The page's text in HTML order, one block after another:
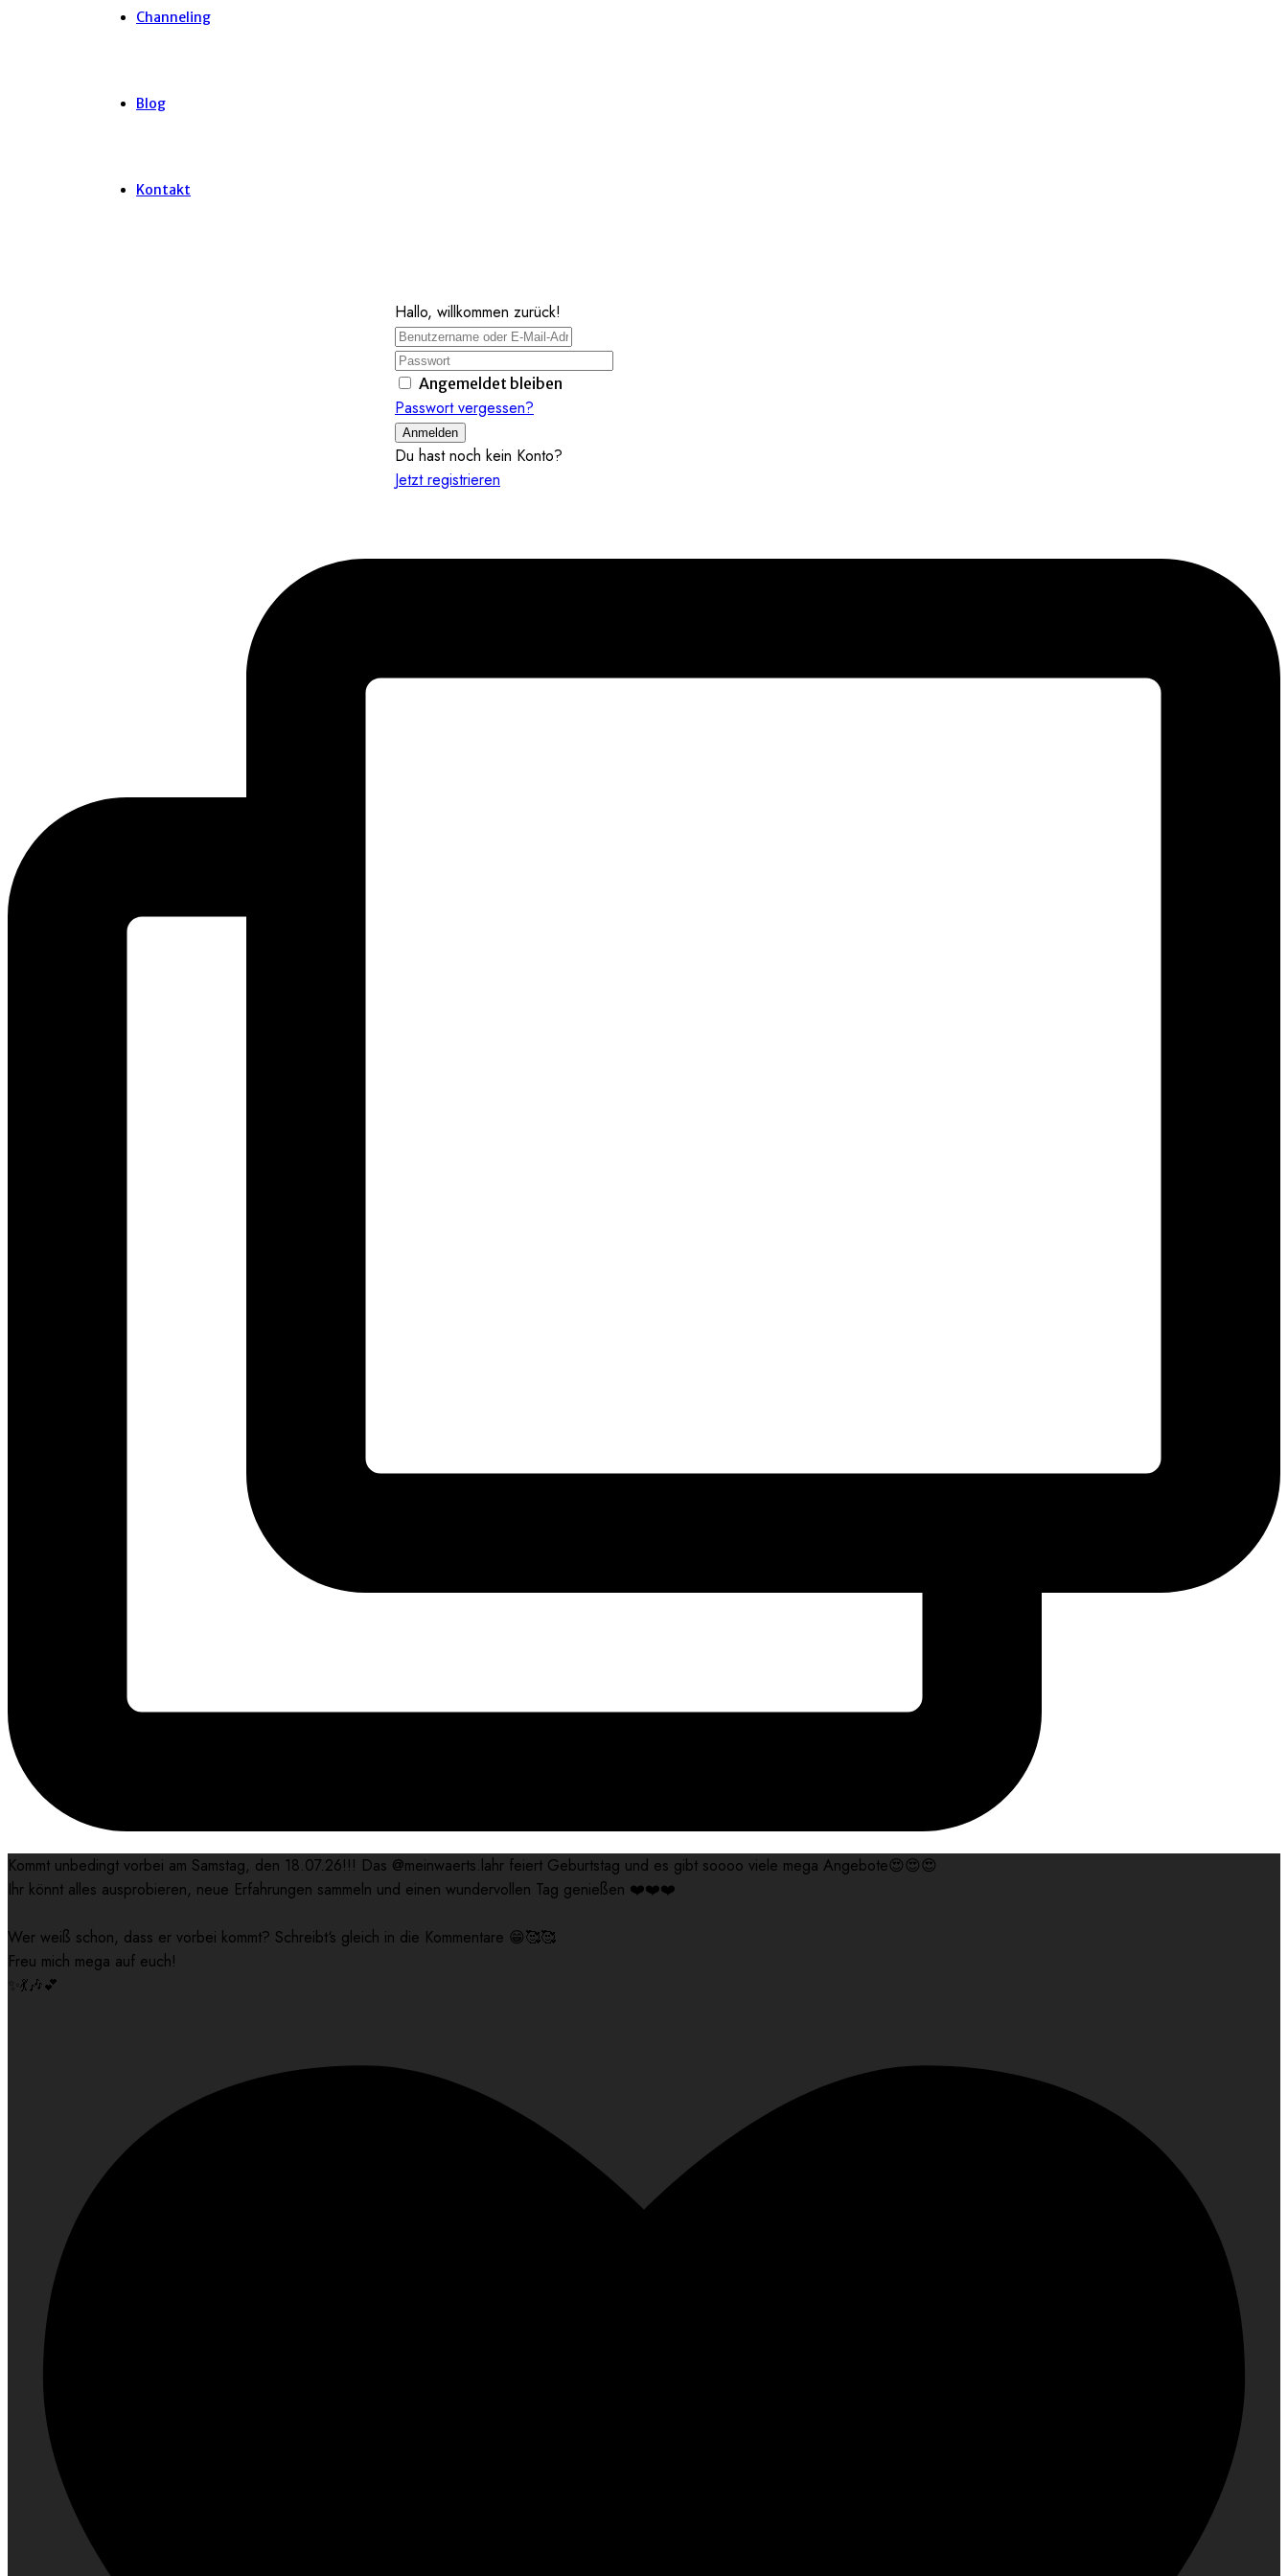
Channeling
Blog
Kontakt
Hallo, willkommen zurück!
Angemeldet bleiben
Passwort vergessen?
Anmelden
Du hast noch kein Konto?
Jetzt registrieren
Kommt unbedingt vorbei am Samstag, den 18.07.26!!! Das @meinwaerts.lahr feiert Geburtstag und es gibt soooo viele mega Angebote😍😍😍
Ihr könnt alles ausprobieren, neue Erfahrungen sammeln und einen wundervollen Tag genießen ❤️❤️❤️
Wer weiß schon, dass er vorbei kommt? Schreibt‘s gleich in die Kommentare 😁🥰🥰
Freu mich mega auf euch!
✨💃🎶💕